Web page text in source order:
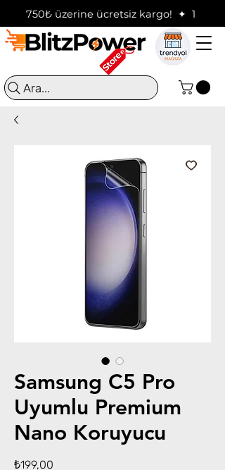
750₺ üzerine ücretsiz kargo!  ✦
Ara...
Samsung C5 Pro
Uyumlu Premium
Nano Koruyucu
₺199,00